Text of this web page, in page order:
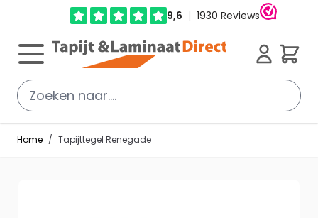
Ga direct door naar de inhoud
Cart
Home / Tapijttegel Renegade